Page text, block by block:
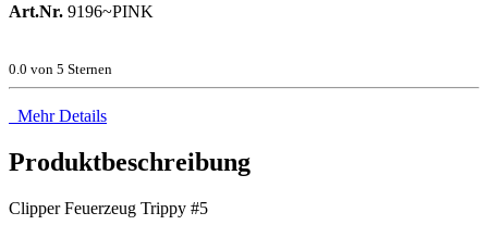
Art.Nr. 9196~PINK
0.0 von 5 Sternen
Mehr Details
Produktbeschreibung
Clipper Feuerzeug Trippy #5